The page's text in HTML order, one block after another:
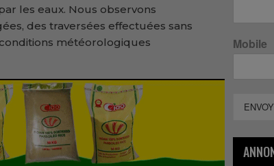
les eaux. Nous observons
des traversées effectuées sans
météorologiques
Mobile